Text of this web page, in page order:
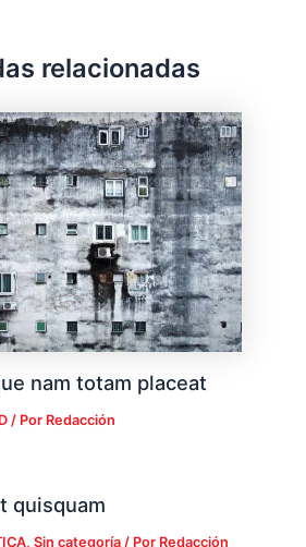
relacionadas
nam totam placeat
/ Por Redacción
quisquam
, Sin categoría/ Por Redacción